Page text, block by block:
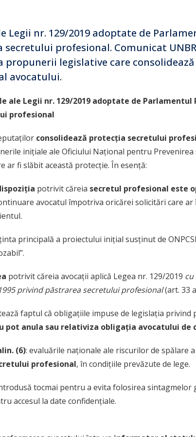
Legii nr. 129/2019 adoptate de
profesional. Comunicat UNBR
propunerii legislative care
avocatului.
ale Legii nr. 129/2019 adoptate de Parlamentul
profesional
consolidează protecția secretului
inițiale ale Oficiului Național pentru Prevenirea
ar fi slăbit această protecție. În esență:
potrivit căreia secretul profesional este
avocatul împotriva oricărei solicitări care ar
principală a proiectului inițial susținut de
potrivit căreia avocații aplică Legea nr. 129/2019 cu
privind păstrarea secretului profesional(art. 33
faptul că obligațiile impuse de legislația privind
pot anula sau relativiza obligația avocatului
(6): evaluările naționale ale riscurilor de spălare
profesional, în condițiile prevăzute de lege.
tocmai pentru a evita folosirea sintagmelor
accesul la date confidențiale.